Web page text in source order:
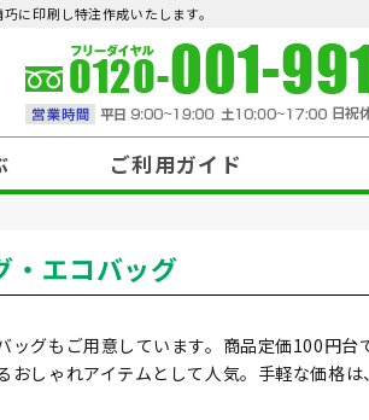
に印刷し特注作成いたします。
～199円 200円～299円
ご利用ガイド
データ作成と入稿方法
・エコバッグ
グもご用意しています。商品定価100円台
しゃれアイテムとして人気。手軽な価格